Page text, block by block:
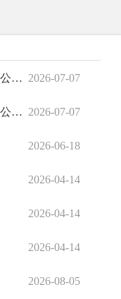
国网新疆电力有限公司巴里坤县供电公司简介 2026-07-07
哈密新捷燃气有限责任公司巴里坤分公司基本情况 2026-07-07
2026-06-18
2026-04-14
2026-04-14
2026-04-14
2026-08-05